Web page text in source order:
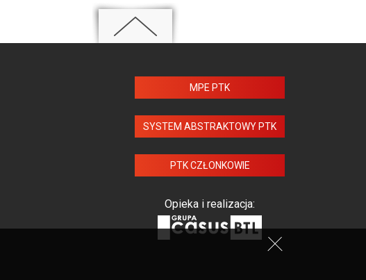
MPE PTK
SYSTEM ABSTRAKTOWY PTK
PTK CZŁONKOWIE
Opieka i realizacja: